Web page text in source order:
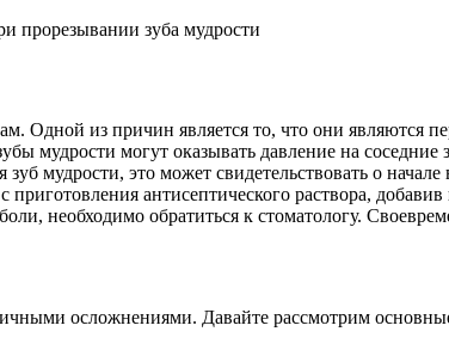
Одной из причин является то, что они
мудрости могут оказывать давление на
зуб мудрости, это может свидетельствовать о
антисептического раствора,
необходимо обратиться к стоматологу.
осложнениями. Давайте рассмотрим